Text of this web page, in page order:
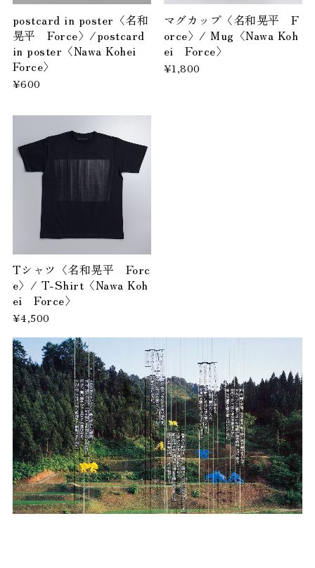
postcard in poster〈名和
晃平 Force〉/postcard
in poster〈Nawa Kohei
Force〉
¥600
マグカップ〈名和晃平 F
orce〉/ Mug〈Nawa Koh
ei Force〉
¥1,800
Tシャツ〈名和晃平 Forc
e〉/ T-Shirt〈Nawa Koh
ei Force〉
¥4,500